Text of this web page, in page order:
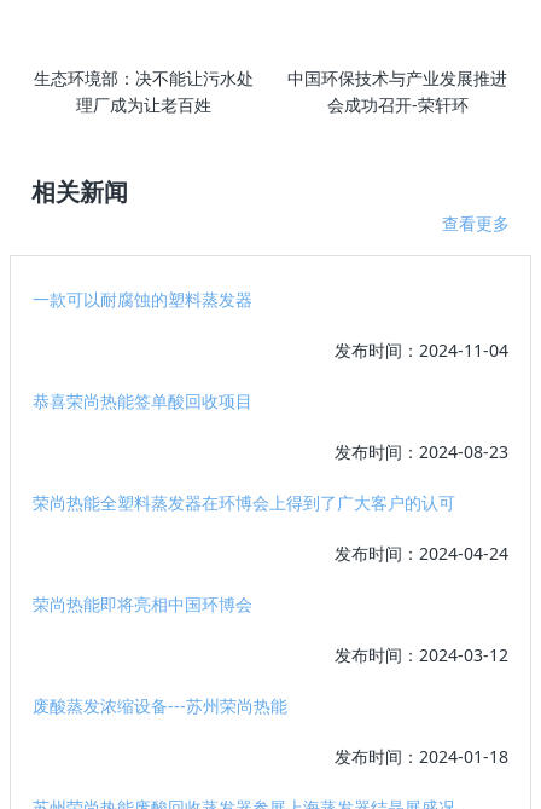
生态环境部：决不能让污水处
理厂成为让老百姓
中国环保技术与产业发展推进
会成功召开-荣轩环
相关新闻
查看更多
一款可以耐腐蚀的塑料蒸发器
发布时间：2024-11-04
恭喜荣尚热能签单酸回收项目
发布时间：2024-08-23
荣尚热能全塑料蒸发器在环博会上得到了广大客户的认可
发布时间：2024-04-24
荣尚热能即将亮相中国环博会
发布时间：2024-03-12
废酸蒸发浓缩设备---苏州荣尚热能
发布时间：2024-01-18